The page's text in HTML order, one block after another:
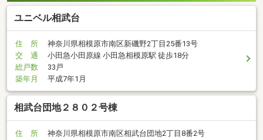
ユニベル相武台
住 所
神奈川県相模原市南区新磯野2丁目25番13号
交 通
小田急小田原線 小田急相模原駅 徒歩18分
総戸数
33戸
築年月
平成7年1月
相武台団地２８０２号棟
住 所
神奈川県相模原市南区相武台団地2丁目8番2号